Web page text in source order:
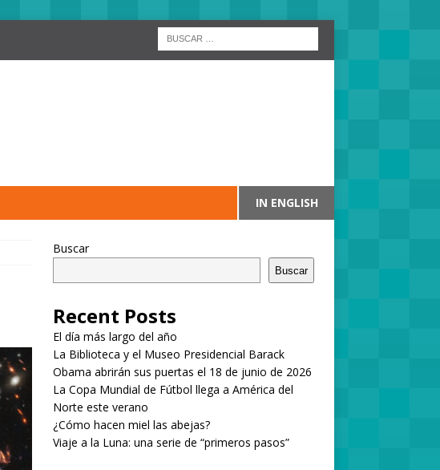
IN ENGLISH
Buscar
Buscar
Recent Posts
El día más largo del año
La Biblioteca y el Museo Presidencial Barack
Obama abrirán sus puertas el 18 de junio de 2026
La Copa Mundial de Fútbol llega a América del
Norte este verano
¿Cómo hacen miel las abejas?
Viaje a la Luna: una serie de “primeros pasos”